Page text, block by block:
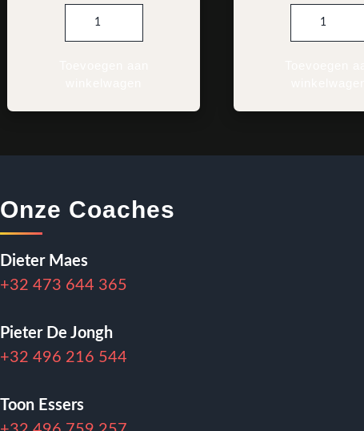
Onze Coaches
Dieter Maes
+32 473 644 365
Pieter De Jongh
+32 496 216 544
Toon Essers